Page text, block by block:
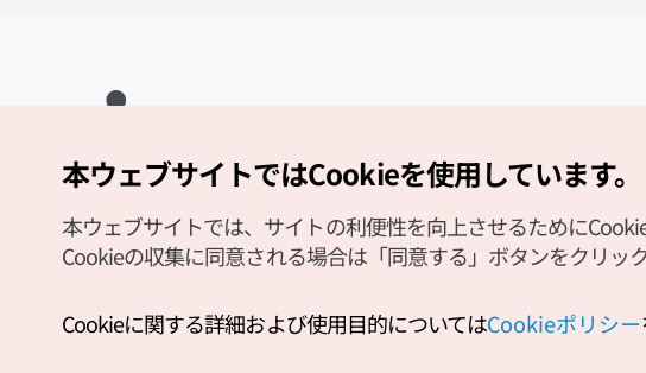
Copyright (c) Korea Tourism Organization All Rights Reserved.
サイトエラー報告
公式メール
本ウェブサイトではCookieを使用しています。
本ウェブサイトでは、サイトの利便性を向上させるために
Cookieの収集に同意される場合は「同意する」ボタンをクリッ
Cookieに関する詳細および使用目的についてはCookieポリシー